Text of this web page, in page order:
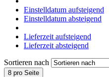
Einstelldatum aufsteigend
Einstelldatum absteigend
Lieferzeit aufsteigend
Lieferzeit absteigend
Sortieren nach
8 pro Seite